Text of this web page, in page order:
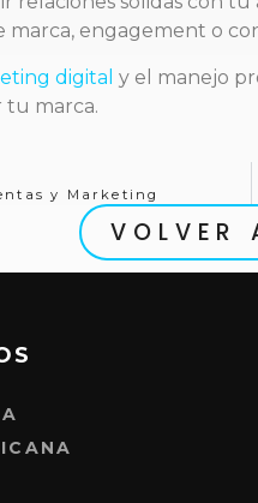
engagement o
digital y el manejo
tu marca.
y Marketing
VOLVER